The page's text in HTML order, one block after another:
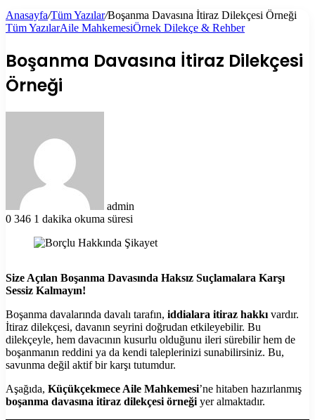
Anasayfa/Tüm Yazılar/Boşanma Davasına İtiraz Dilekçesi Örneği
Tüm YazılarAile MahkemesiÖrnek Dilekçe & Rehber
Boşanma Davasına İtiraz Dilekçesi
Örneği
admin
0 346 1 dakika okuma süresi
Size Açılan Boşanma Davasında Haksız Suçlamalara Karşı
Sessiz Kalmayın!
Boşanma davalarında davalı tarafın, iddialara itiraz hakkı vardır.
İtiraz dilekçesi, davanın seyrini doğrudan etkileyebilir. Bu
dilekçeyle, hem davacının kusurlu olduğunu ileri sürebilir hem de
boşanmanın reddini ya da kendi taleplerinizi sunabilirsiniz. Bu,
savunma değil aktif bir karşı tutumdur.
Aşağıda, Küçükçekmece Aile Mahkemesi’ne hitaben hazırlanmış
boşanma davasına itiraz dilekçesi örneği yer almaktadır.